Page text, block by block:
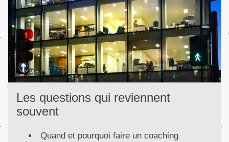
Les questions qui reviennent
souvent
Quand et pourquoi faire un coaching